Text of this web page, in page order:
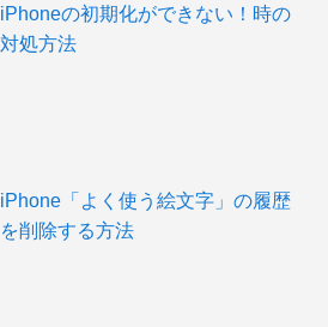
iPhoneの初期化ができない！時の
対処方法
iPhone「よく使う絵文字」の履歴
を削除する方法